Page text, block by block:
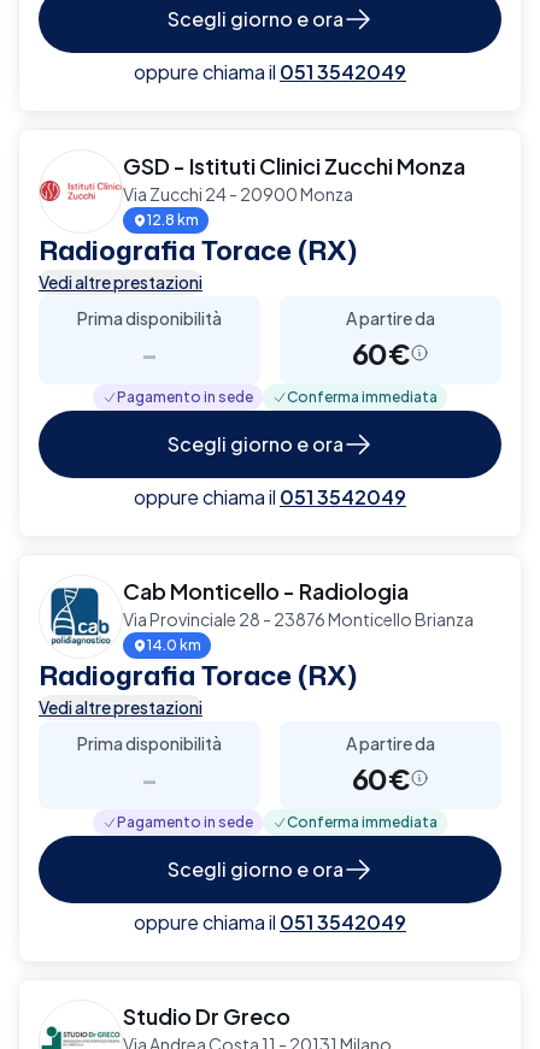
Scegli giorno e ora
oppure chiama il 051 3542049
GSD - Istituti Clinici Zucchi Monza
Via Zucchi 24 - 20900 Monza
12.8 km
Radiografia Torace (RX)
Vedi altre prestazioni
Prima disponibilità
-
A partire da
60€
Pagamento in sede Conferma immediata
Scegli giorno e ora
oppure chiama il 051 3542049
Cab Monticello - Radiologia
Via Provinciale 28 - 23876 Monticello Brianza
14.0 km
Radiografia Torace (RX)
Vedi altre prestazioni
Prima disponibilità
-
A partire da
60€
Pagamento in sede Conferma immediata
Scegli giorno e ora
oppure chiama il 051 3542049
Studio Dr Greco
Via Andrea Costa 11 - 20131 Milano